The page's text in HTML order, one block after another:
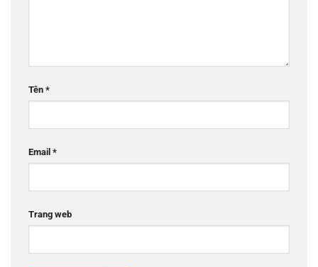
Tên *
Email *
Trang web